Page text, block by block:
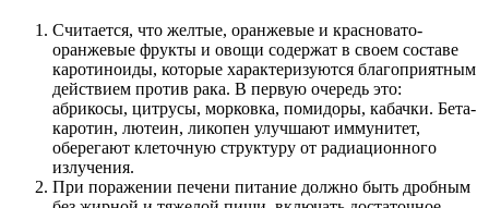
Считается, что желтые, оранжевые и красновато-
оранжевые фрукты и овощи содержат в своем составе
каротиноиды, которые характеризуются благоприятным
действием против рака. В первую очередь это:
абрикосы, цитрусы, морковка, помидоры, кабачки. Бета-
каротин, лютеин, ликопен улучшают иммунитет,
оберегают клеточную структуру от радиационного
излучения.
При поражении печени питание должно быть дробным